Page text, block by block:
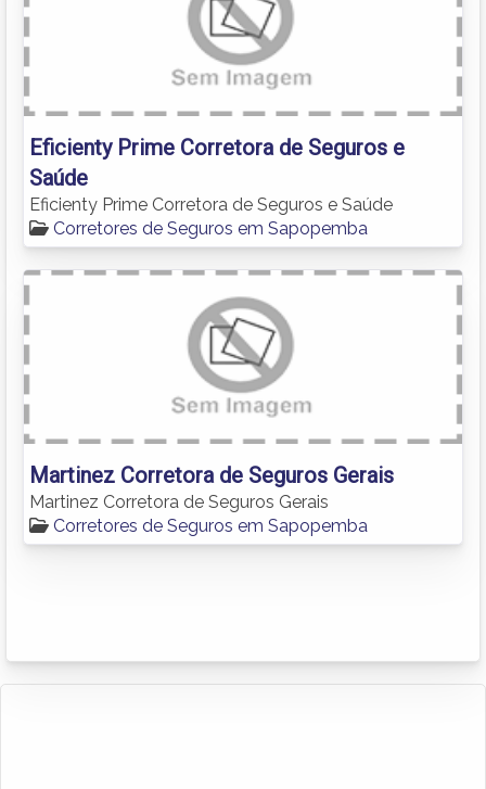
Eficienty Prime Corretora de Seguros e
Saúde
Eficienty Prime Corretora de Seguros e Saúde
Corretores de Seguros em Sapopemba
Martinez Corretora de Seguros Gerais
Martinez Corretora de Seguros Gerais
Corretores de Seguros em Sapopemba